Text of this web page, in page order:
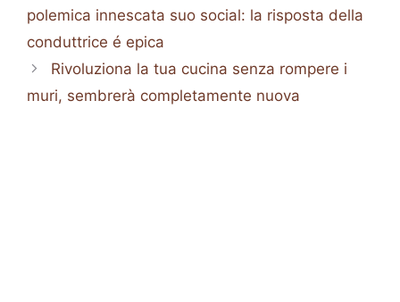
polemica innescata suo social: la risposta della
conduttrice é epica
Rivoluziona la tua cucina senza rompere i
muri, sembrerà completamente nuova